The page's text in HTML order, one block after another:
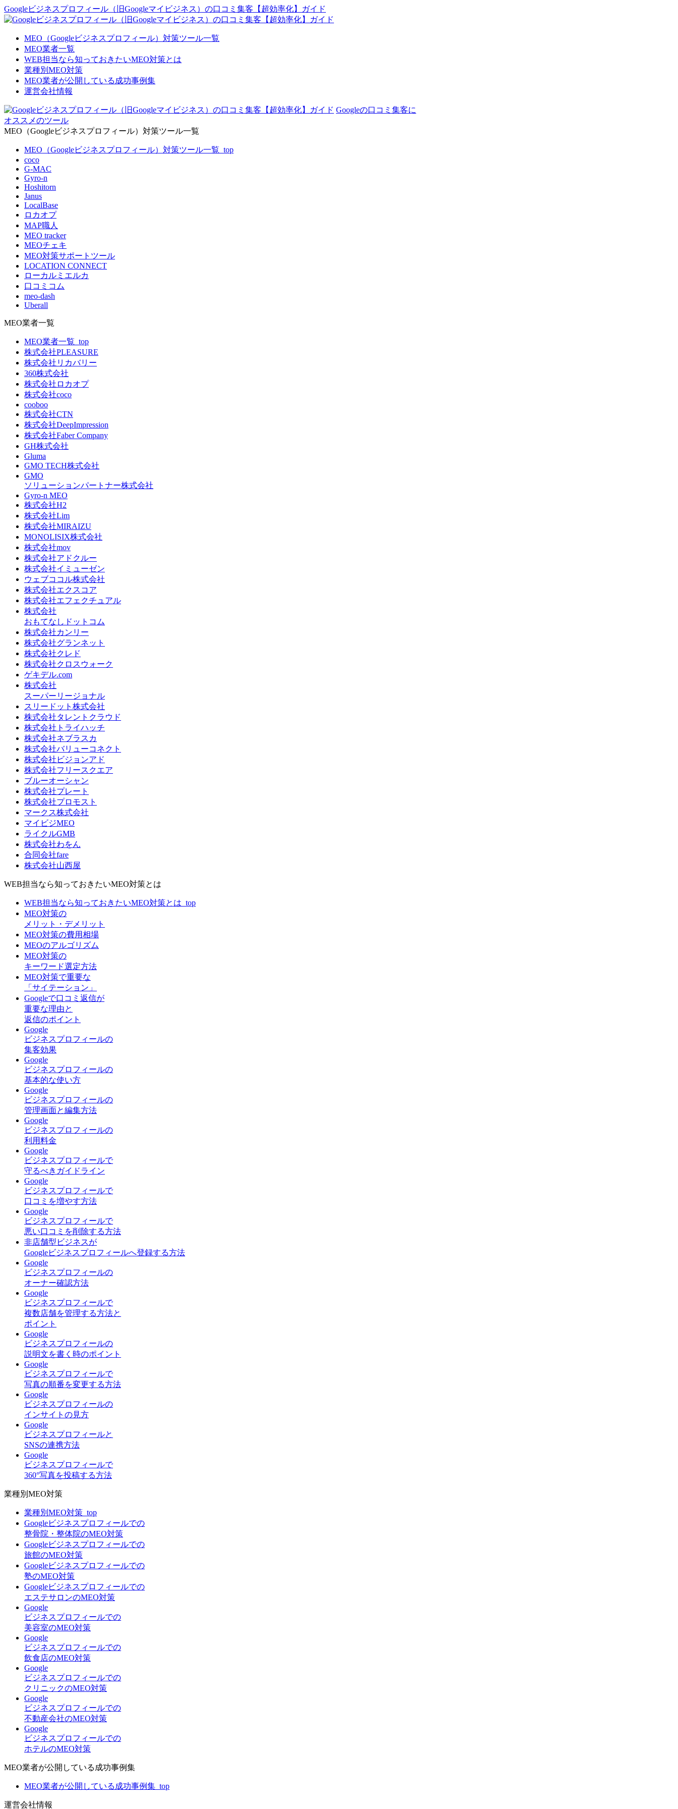
Googleビジネスプロフィール（旧Googleマイビジネス）の口コミ集客【超効率化】ガイド
MEO（Googleビジネスプロフィール）対策ツール一覧
MEO業者一覧
WEB担当なら知っておきたいMEO対策とは
業種別MEO対策
MEO業者が公開している成功事例集
運営会社情報
Googleの口コミ集客に
オススメのツール
MEO（Googleビジネスプロフィール）対策ツール一覧
MEO（Googleビジネスプロフィール）対策ツール一覧_top
coco
G-MAC
Gyro-n
Hoshitorn
Janus
LocalBase
ロカオプ
MAP職人
MEO tracker
MEOチェキ
MEO対策サポートツール
LOCATION CONNECT
ローカルミエルカ
口コミコム
meo-dash
Uberall
MEO業者一覧
MEO業者一覧_top
株式会社PLEASURE
株式会社リカバリー
360株式会社
株式会社ロカオプ
株式会社coco
cooboo
株式会社CTN
株式会社DeepImpression
株式会社Faber Company
GH株式会社
Gluma
GMO TECH株式会社
GMO
ソリューションパートナー株式会社
Gyro-n MEO
株式会社H2
株式会社Lim
株式会社MIRAIZU
MONOLISIX株式会社
株式会社mov
株式会社アドクルー
株式会社イミューゼン
ウェブココル株式会社
株式会社エクスコア
株式会社エフェクチュアル
株式会社
おもてなしドットコム
株式会社カンリー
株式会社グランネット
株式会社クレド
株式会社クロスウォーク
ゲキデル.com
株式会社
スーパーリージョナル
スリードット株式会社
株式会社タレントクラウド
株式会社トライハッチ
株式会社ネブラスカ
株式会社バリューコネクト
株式会社ビジョンアド
株式会社フリースクエア
ブルーオーシャン
株式会社プレート
株式会社プロモスト
マークス株式会社
マイビジMEO
ライクルGMB
株式会社わをん
合同会社fare
株式会社山西屋
WEB担当なら知っておきたいMEO対策とは
WEB担当なら知っておきたいMEO対策とは_top
MEO対策の
メリット・デメリット
MEO対策の費用相場
MEOのアルゴリズム
MEO対策の
キーワード選定方法
MEO対策で重要な
「サイテーション」
Googleで口コミ返信が
重要な理由と
返信のポイント
Google
ビジネスプロフィールの
集客効果
Google
ビジネスプロフィールの
基本的な使い方
Google
ビジネスプロフィールの
管理画面と編集方法
Google
ビジネスプロフィールの
利用料金
Google
ビジネスプロフィールで
守るべきガイドライン
Google
ビジネスプロフィールで
口コミを増やす方法
Google
ビジネスプロフィールで
悪い口コミを削除する方法
非店舗型ビジネスが
Googleビジネスプロフィールへ登録する方法
Google
ビジネスプロフィールの
オーナー確認方法
Google
ビジネスプロフィールで
複数店舗を管理する方法と
ポイント
Google
ビジネスプロフィールの
説明文を書く時のポイント
Google
ビジネスプロフィールで
写真の順番を変更する方法
Google
ビジネスプロフィールの
インサイトの見方
Google
ビジネスプロフィールと
SNSの連携方法
Google
ビジネスプロフィールで
360°写真を投稿する方法
業種別MEO対策
業種別MEO対策_top
Googleビジネスプロフィールでの
整骨院・整体院のMEO対策
Googleビジネスプロフィールでの
旅館のMEO対策
Googleビジネスプロフィールでの
塾のMEO対策
Googleビジネスプロフィールでの
エステサロンのMEO対策
Google
ビジネスプロフィールでの
美容室のMEO対策
Google
ビジネスプロフィールでの
飲食店のMEO対策
Google
ビジネスプロフィールでの
クリニックのMEO対策
Google
ビジネスプロフィールでの
不動産会社のMEO対策
Google
ビジネスプロフィールでの
ホテルのMEO対策
MEO業者が公開している成功事例集
MEO業者が公開している成功事例集_top
運営会社情報